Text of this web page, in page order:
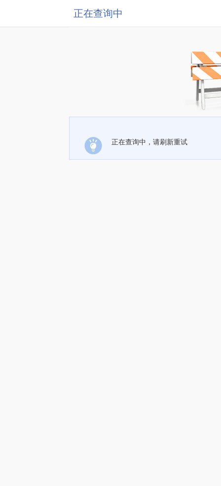
正在查询中
正在查询中，请刷新重试